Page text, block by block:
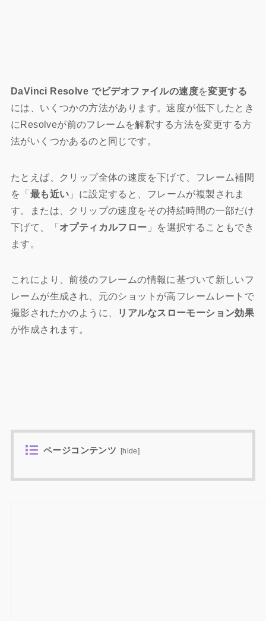
DaVinci Resolve でビデオファイルの速度を変更する
には、いくつかの方法があります。速度が低下したとき
にResolveが前のフレームを解釈する方法を変更する方
法がいくつかあるのと同じです。
たとえば、クリップ全体の速度を下げて、フレーム補間
を「最も近い 」に設定すると、フレームが複製されま
す。または、クリップの速度をその持続時間の一部だけ
下げて、「オプティカルフロー 」を選択することもでき
ます。
これにより、前後のフレームの情報に基づいて新しいフ
レームが生成され、元のショットが高フレームレートで
撮影されたかのように、
リアルなスローモーション効果
が作成されます。
ページコンテンツ [hide]